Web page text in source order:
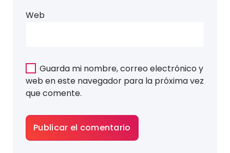
Web
Guarda mi nombre, correo electrónico y
web en este navegador para la próxima vez
que comente.